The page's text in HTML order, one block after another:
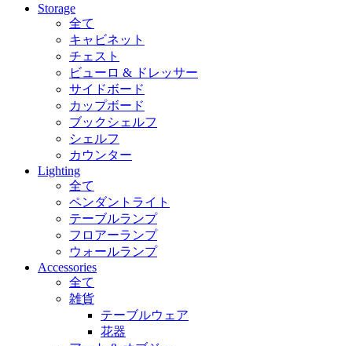
Storage
全て
キャビネット
チェスト
ビューロ & ドレッサー
サイドボード
カップボード
ブックシェルフ
シェルフ
カウンター
Lighting
全て
ペンダントライト
テーブルランプ
フロアーランプ
ウォールランプ
Accessories
全て
雑貨
テーブルウェア
花器